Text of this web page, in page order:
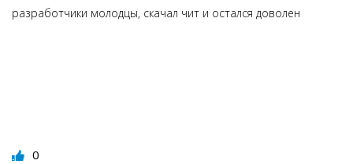
разработчики молодцы, скачал чит и остался доволен
0